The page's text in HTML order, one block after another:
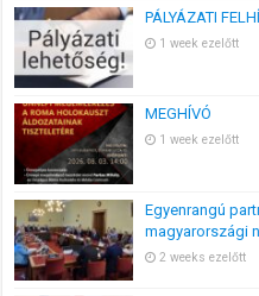
PÁLYÁZATI
1 week ezelőtt
MEGHÍVÓ
1 week ezelőtt
Egyenrangú
magyarországi
2 weeks ezelőtt